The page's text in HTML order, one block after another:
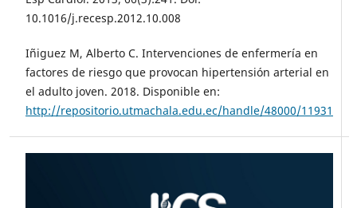
10.1016/j.recesp.2012.10.008
Iñiguez M, Alberto C. Intervenciones de enfermería en
factores de riesgo que provocan hipertensión arterial en
el adulto joven. 2018. Disponible en:
http://repositorio.utmachala.edu.ec/handle/48000/11931